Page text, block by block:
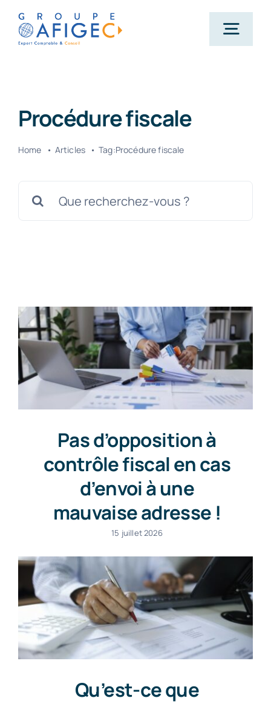
Passer
contenu
Qui-sommes-nous ?
Contact
Procédure fiscale
Home Articles Tag:Procédure fiscale
Pas d’opposition à
contrôle fiscal en cas
d’envoi à une
mauvaise adresse !
15 juillet 2026
Qu’est-ce que